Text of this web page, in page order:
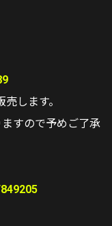
します。
すので予めご了承